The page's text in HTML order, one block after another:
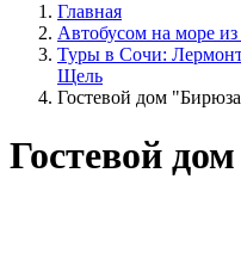
Главная
Автобусом на море
Туры в Сочи:
Щель
Гостевой дом
Гостевой